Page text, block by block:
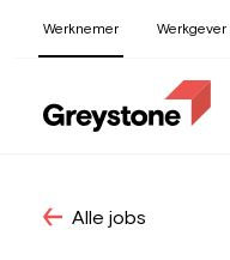
Werknemer Werkgever
Alle jobs